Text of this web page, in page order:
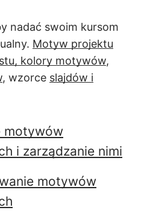
nadać swoim kursom
Motyw projektu
kolory motywów,
, wzorce slajdów i
motywów
i zarządzanie nimi
motywów